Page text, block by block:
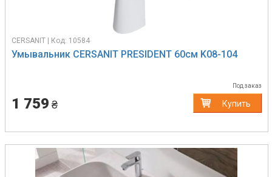
CERSANIT | Код: 10584
Умывальник CERSANIT PRESIDENT 60см K08-104
Под заказ
1 759 ₴ Купить